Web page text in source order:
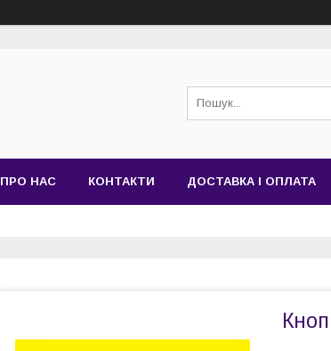
ПРО НАС КОНТАКТИ ДОСТАВКА І ОПЛАТА